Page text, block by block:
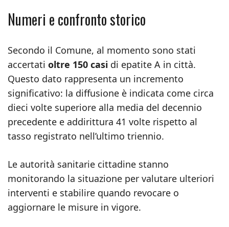
Numeri e confronto storico
Secondo il Comune, al momento sono stati
accertati oltre 150 casi di epatite A in città.
Questo dato rappresenta un incremento
significativo: la diffusione è indicata come circa
dieci volte superiore alla media del decennio
precedente e addirittura 41 volte rispetto al
tasso registrato nell’ultimo triennio.
Le autorità sanitarie cittadine stanno
monitorando la situazione per valutare ulteriori
interventi e stabilire quando revocare o
aggiornare le misure in vigore.